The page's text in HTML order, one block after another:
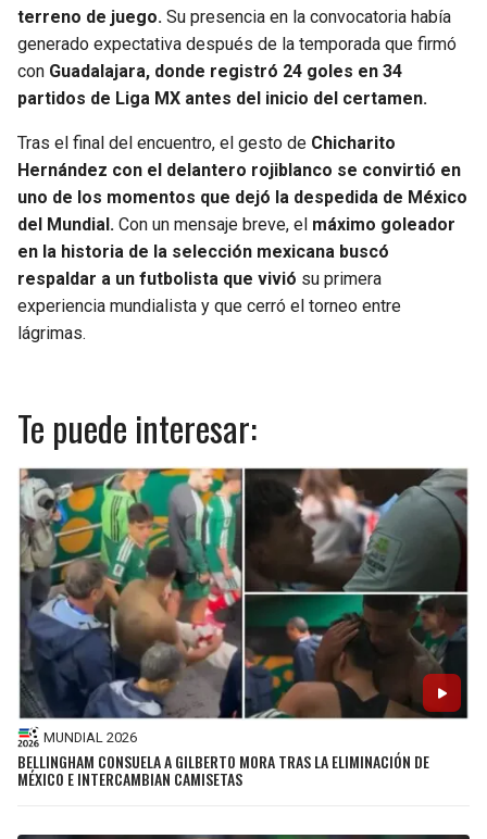
terreno de juego. Su presencia en la convocatoria había
generado expectativa después de la temporada que firmó
con Guadalajara, donde registró 24 goles en 34
partidos de Liga MX antes del inicio del certamen.
Tras el final del encuentro, el gesto de Chicharito
Hernández con el delantero rojiblanco se convirtió en
uno de los momentos que dejó la despedida de México
del Mundial. Con un mensaje breve, el máximo goleador
en la historia de la selección mexicana buscó
respaldar a un futbolista que vivió su primera
experiencia mundialista y que cerró el torneo entre
lágrimas.
Te puede interesar:
MUNDIAL 2026
BELLINGHAM CONSUELA A GILBERTO MORA TRAS LA ELIMINACIÓN DE
MÉXICO E INTERCAMBIAN CAMISETAS